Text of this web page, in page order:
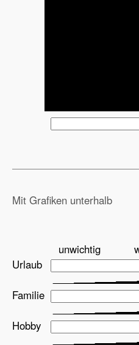
Mit Grafiken unterhalb
unwichtig
Urlaub
Familie
Hobby